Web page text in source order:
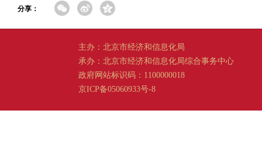
分享：
主办：北京市经济和信息化局
承办：北京市经济和信息化局综合事务中心
政府网站标识码：1100000018
京ICP备05060933号-8